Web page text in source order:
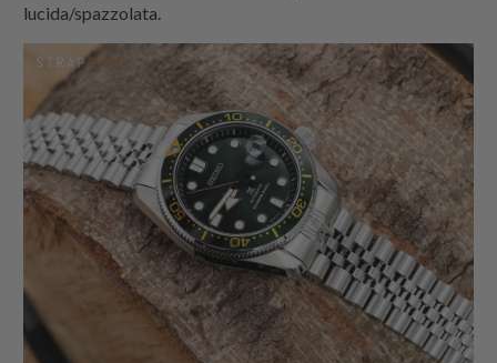
lucida/spazzolata.